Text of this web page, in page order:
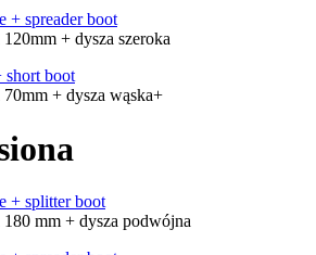
+ dysza szeroka
70mm + dysza wąska+
180 mm + dysza podwójna